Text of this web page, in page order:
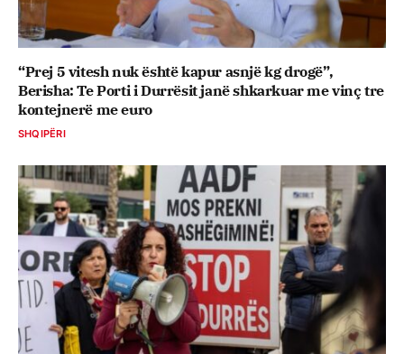
“Prej 5 vitesh nuk është kapur asnjë kg drogë”,
Berisha: Te Porti i Durrësit janë shkarkuar me vinç tre
kontejnerë me euro
SHQIPËRI